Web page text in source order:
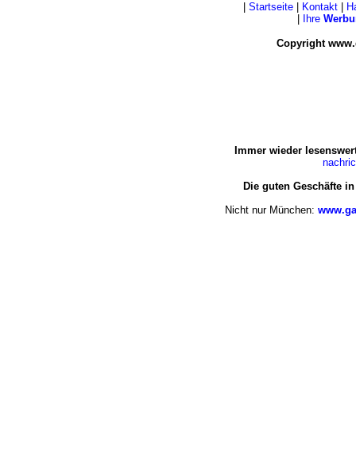
Startseite| Kontakt|
Ihre
Copyright
Immer wieder
Die guten Geschäfte
Nicht nur München: